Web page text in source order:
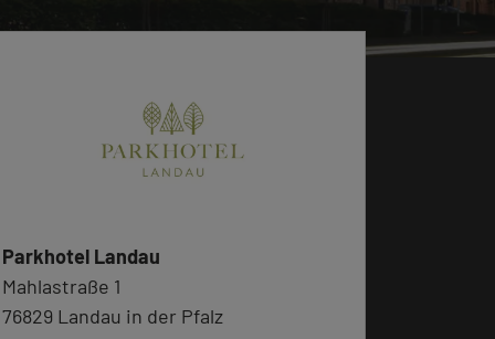
Parkhotel Landau
Mahlastraße 1
76829 Landau in der Pfalz